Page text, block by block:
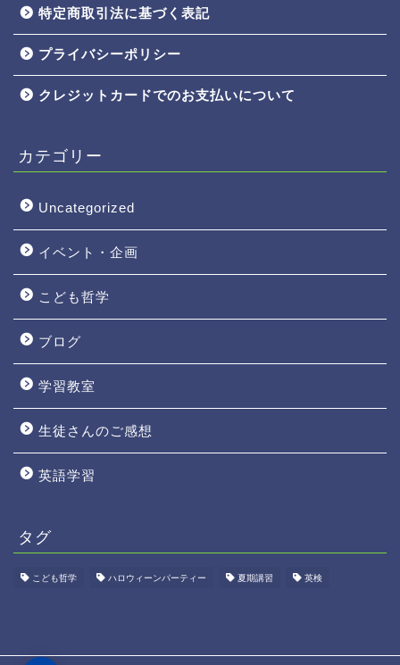
特定商取引法に基づく表記
プライバシーポリシー
クレジットカードでのお支払いについて
カテゴリー
Uncategorized
イベント・企画
こども哲学
ブログ
学習教室
生徒さんのご感想
英語学習
タグ
こども哲学 ハロウィーンパーティー 夏期講習 英検